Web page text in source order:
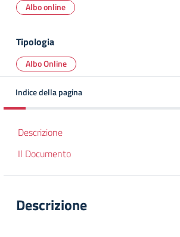
Albo online
Tipologia
Albo Online
Indice della pagina
Descrizione
Il Documento
Descrizione